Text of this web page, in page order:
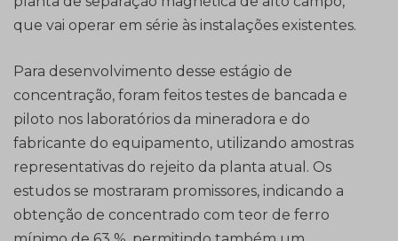
que vai operar em série às instalações existentes.
Para desenvolvimento desse estágio de
concentração, foram feitos testes de bancada e
piloto nos laboratórios da mineradora e do
fabricante do equipamento, utilizando amostras
representativas do rejeito da planta atual. Os
estudos se mostraram promissores, indicando a
obtenção de concentrado com teor de ferro